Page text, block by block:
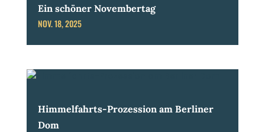
Ein schöner Novembertag
NOV. 18, 2025
Himmelfahrts-Prozession am Berliner
Dom